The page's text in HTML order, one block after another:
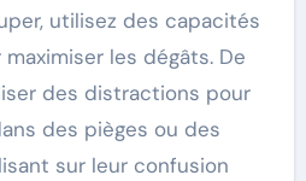
utilisez des capacités
les dégâts. De
des distractions pour
des pièges ou des
sur leur confusion